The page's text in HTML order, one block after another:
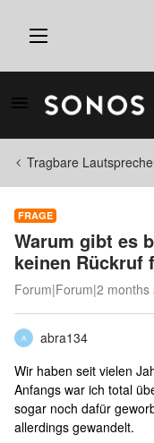
Tragbare
FRAGE
Warum gibt es
keinen Rückruf
Forum|Forum|2 months
A
abra134
Wir haben seit vielen
Anfangs war ich total
sogar noch dafür
allerdings gewandelt.